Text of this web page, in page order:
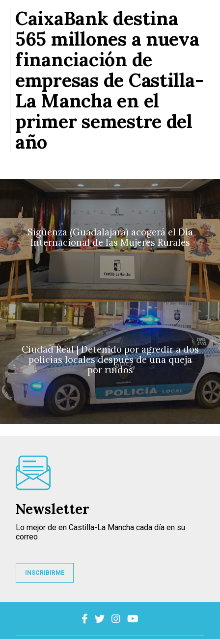
CaixaBank destina
565 millones a nueva
financiación de
empresas de Castilla-
La Mancha en el
primer semestre del
año
Sigüenza (Guadalajara) acogerá el Día
Internacional de las Mujeres Rurales
Ciudad Real | Detenido por agredir a dos
policías locales después de una queja
por ruidos
Newsletter
Lo mejor de en Castilla-La Mancha cada día en su
correo
INSCRIBIRME